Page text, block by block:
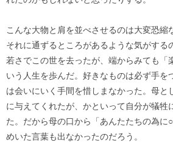
こんな大物と肩を並べさせるのは大変恐縮
それに通ずるところがあるような気がする
若さでこの世を去ったが、端からみても「
いう人生を歩んだ。好きなものは必ず手を
は会いにいく手間を惜しまなかった。母と
に与えてくれたが、かといって自分が犠牲
た。だから母の口から「あんたたちの為に
めいた言葉も出なかったのだろう。